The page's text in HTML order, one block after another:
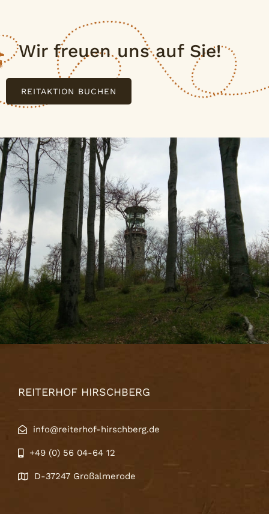
Wir freuen uns auf Sie!
REITAKTION BUCHEN
REITERHOF HIRSCHBERG
info@reiterhof-hirschberg.de
+49 (0) 56 04-64 12
D-37247 Großalmerode